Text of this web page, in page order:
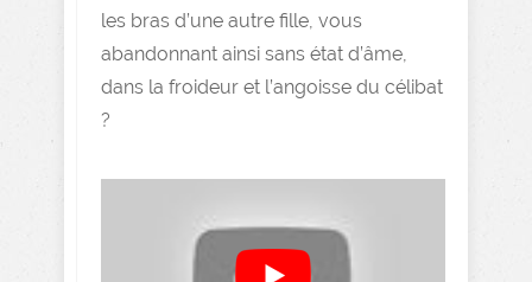
les bras d’une autre fille, vous
abandonnant ainsi sans état d’âme,
dans la froideur et l’angoisse du célibat
?